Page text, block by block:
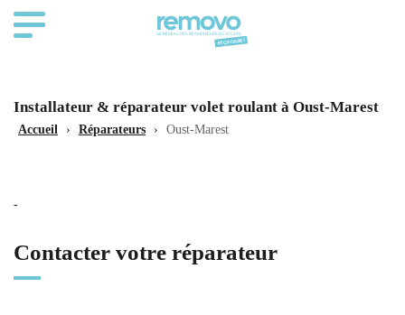
Installateur & réparateur volet roulant à Oust-Marest
Accueil › Réparateurs › Oust-Marest
-
Contacter votre réparateur